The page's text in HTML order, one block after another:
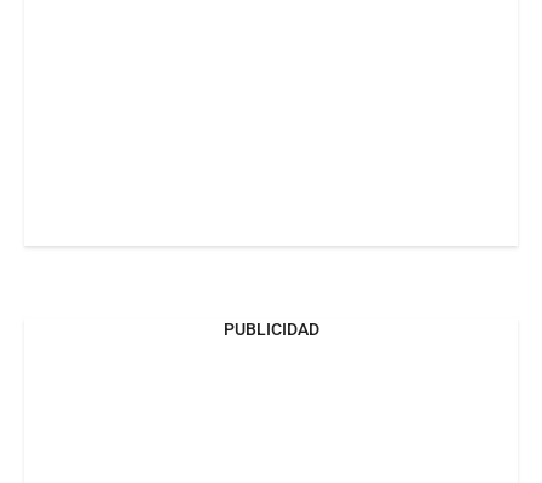
PUBLICIDAD